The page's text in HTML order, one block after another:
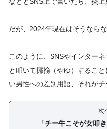
だが、2024年現在はそうならな
このように、SNSやインター
と叩いて揶揄（やゆ）するこ
い男性への差別用語、それがチ
次
「チー牛こそが女叩